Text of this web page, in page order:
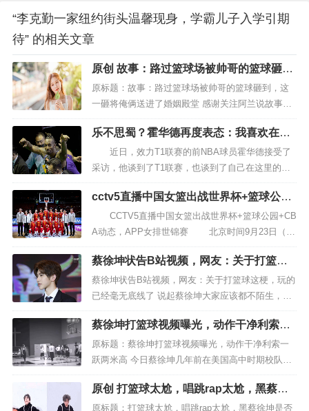
李克勤虽已临近退休，但他似乎没有隐退的打算。作为家
庭经济的主要支柱，他需要为供养两个孩子读书而继续奔
波工作。即便工作繁忙，他也没有忽略对家人的陪伴。除
了陪伴妻儿，他还时常带着父母去游玩，尽到为人子女的
责任。在家庭出游时，卢淑仪十分贴心，总是陪伴在几位
老人身边，尤其是与婆婆关系融洽，良好的婆媳关系让李
克勤倍感欣慰。
李克勤一家在纽约街头的这次现身，不仅展现了他们温馨
和睦的家庭氛围，也让大家对学霸儿子李立仁的未来发展
充满了期待。相信在这样充满爱与责任感的家庭环境中，
“李克勤一家纽约街头温馨现身，学霸儿子入学引期
待” 的相关文章
原创 故事：路过篮球场被帅哥的篮球砸
到，这一砸将俺俩送进了婚姻殿堂
原标题：故事：路过篮球场被帅哥的篮球砸到，这
一砸将俺俩送进了婚姻殿堂 感谢关注阿兰说故事，
阿兰每天为大家分享精彩故事。下面我们来一起走
进今天的故事： 1 内陆的某座城市，温差有些大。
虽然已经是夏天了，但是傍晚的温度对于陶琳姜来
说还是有些低。她穿...
乐不思蜀？霍华德再度表态：我喜欢在这
里打篮球，不想回NBA了
近日，效力T1联赛的前NBA球员霍华德接受了
采访，他谈到了T1联赛，也谈到了自己在这里的所
见所闻，他认为，自己非常喜欢这里，都不想回家
了。 霍华德表示：两场比赛出战近90分
钟，很久没连续出赛这么久，我的身体确实还在调
整这样的状态，我的腿部和队友相撞，因此有些
疲...
cctv5直播中国女篮出战世界杯+篮球公园
+CBA动态，app女排世锦赛
CCTV5直播中国女篮出战世界杯+篮球公园+CB
A动态，APP女排世锦赛 北京时间9月23日（周
五），中央广播电视总台发布了体育频道（CCTV
5）、体育赛事频道（CCTV5+）、奥林匹克频道
（CCTV16）和央视体育客户端（CCTV5APP）今
日最新节目单。临近周末，央视体...
蔡徐坤状告B站视频，网友：关于打篮球
这梗，玩的已经毫无底线了
蔡徐坤状告B站视频，网友：关于打篮球这梗，玩的
已经毫无底线了 说起蔡徐坤大家应该都不陌生，对
于他来说，自从出道以来就受到网友的广泛的关
注，但是对于蔡徐坤这个人来说，最可怕的就是他
的...
蔡徐坤打篮球视频曝光，动作干净利索一
跃两米高
原标题：蔡徐坤打篮球视频曝光，动作干净利索一
跃两米高 今日蔡徐坤几年前在美国高中时期校队打
篮球的视频在网络走红，虽然视频有些模糊，不过
透过屏幕还是能感受到满满的青春活力，据说蔡徐
坤曾在美国校队担任前锋，也曾在节目中表演过篮
原创 打篮球太尬，唱跳rap太尬，黑蔡徐
坤是否过度了？
原标题：打篮球太尬，唱跳rap太尬，黑蔡徐坤是否